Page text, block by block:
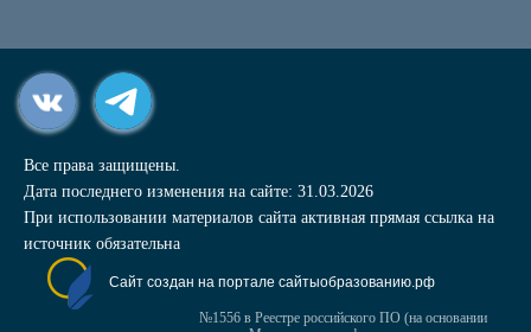
Все права защищены.
Дата последнего изменения на сайте: 31.03.2026
При использовании материалов сайта активная прямая ссылка на
источник обязательна
Сайт создан на портале сайтыобразованию.рф
№1556 в Реестре российского ПО (на основании